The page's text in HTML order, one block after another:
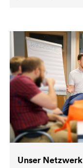
Unser Netzwerk